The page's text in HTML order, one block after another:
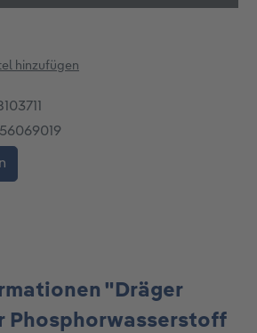
hinzufügen
"Dräger
Phosphorwasserstoff